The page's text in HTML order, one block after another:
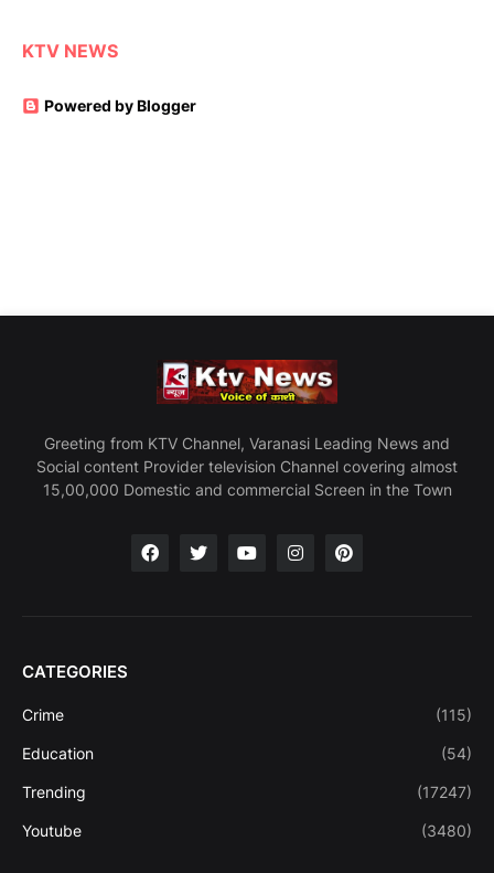
KTV NEWS
Powered by Blogger
Greeting from KTV Channel, Varanasi Leading News and
Social content Provider television Channel covering almost
15,00,000 Domestic and commercial Screen in the Town
CATEGORIES
Crime (115)
Education (54)
Trending (17247)
Youtube (3480)